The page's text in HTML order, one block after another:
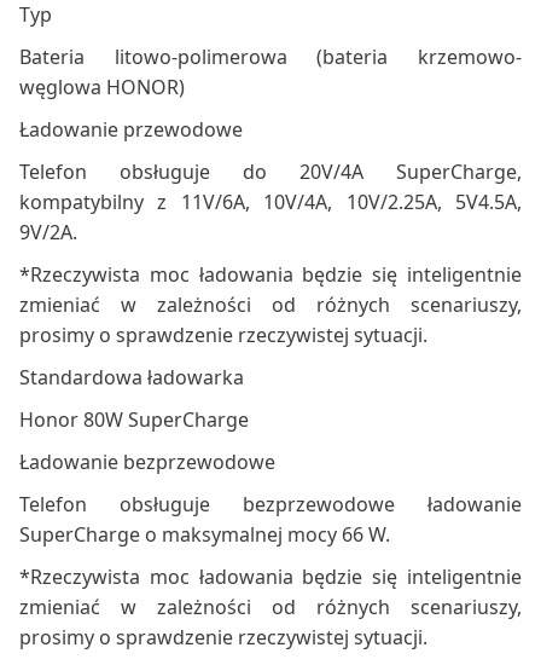
Typ
Bateria litowo-polimerowa (bateria krzemowo-
węglowa HONOR)
Ładowanie przewodowe
Telefon obsługuje do 20V/4A SuperCharge,
kompatybilny z 11V/6A, 10V/4A, 10V/2.25A, 5V4.5A,
9V/2A.
*Rzeczywista moc ładowania będzie się inteligentnie
zmieniać w zależności od różnych scenariuszy,
prosimy o sprawdzenie rzeczywistej sytuacji.
Standardowa ładowarka
Honor 80W SuperCharge
Ładowanie bezprzewodowe
Telefon obsługuje bezprzewodowe ładowanie
SuperCharge o maksymalnej mocy 66 W.
*Rzeczywista moc ładowania będzie się inteligentnie
zmieniać w zależności od różnych scenariuszy,
prosimy o sprawdzenie rzeczywistej sytuacji.